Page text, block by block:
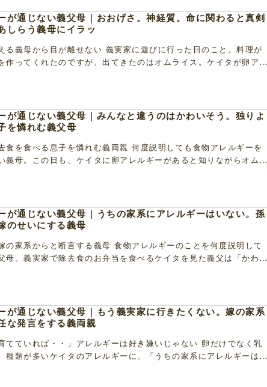
が通じない義父母｜おおげさ。神経質。命に関わると真剣
しらう義母にイラッ
る義母から目が離せない 義実家に遊びに行った日のこと。料理が
作ってくれたのですが、出てきたのはオムライス。ケイタが卵アレ
が通じない義父母｜みんなと違うのはかわいそう。独りよ
を憐れむ義父母
食を食べる息子を憐れむ義両親 何度説明しても食物アレルギーを
義母。この日も、ケイタに卵アレルギーがあると知りながらオムラ
が通じない義父母｜うちの家系にアレルギーはいない。孫
のせいにする義母
の家系からと断言する義母 食物アレルギーのことを何度説明して
母。義実家で除去食のお弁当を食べるケイタを見た義父は「かわい
が通じない義父母｜もう義実家に行きたくない。嫁の家系
な発言をする義両親
てていれば・・」アレルギーは好き嫌いじゃない 卵だけでなく乳
種類が多いケイタのアレルギーに、「うちの家系にアレルギーはい